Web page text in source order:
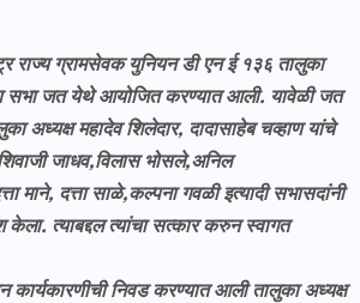
राज्य ग्रामसेवक युनियन डी एन ई १३६ तालुका
सभा जत येथे आयोजित करण्यात आली. यावेळी जत
अध्यक्ष महादेव शिलेदार, दादासाहेब चव्हाण यांचे
जाधव,विलास भोसले,अनिल
माने, दत्ता साळे,कल्पना गवळी इत्यादी सभासदांनी
केला. त्याबद्दल त्यांचा सत्कार करुन स्वागत
निवड करण्यात आली तालुका अध्यक्ष